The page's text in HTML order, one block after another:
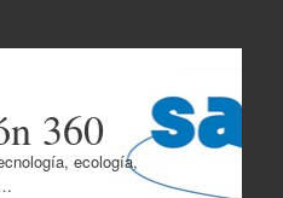
360
ecología,